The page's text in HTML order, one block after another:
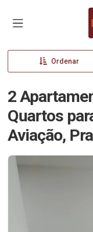
Ordenar
2
Quartos
Aviação,